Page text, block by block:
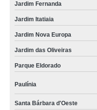
Jardim Fernanda
Jardim Itatiaia
Jardim Nova Europa
Jardim das Oliveiras
Parque Eldorado
Paulínia
Santa Bárbara d'Oeste